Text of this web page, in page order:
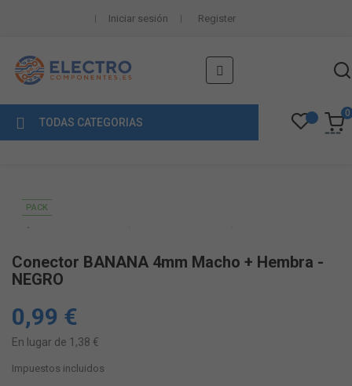
Iniciar sesión Register
Navegación
de
palanca
☰
TODAS CATEGORIAS
0
PACK
Conector BANANA 4mm Macho + Hembra -
NEGRO
0,99 €
En lugar de 1,38 €
Impuestos incluidos